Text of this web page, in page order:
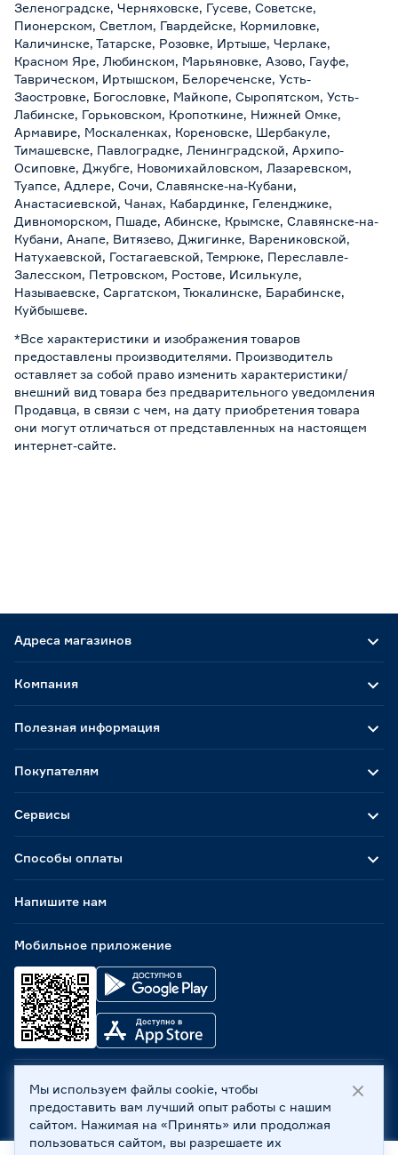
Зеленоградске, Черняховске, Гусеве, Советске,
Пионерском, Светлом, Гвардейске, Кормиловке,
Каличинске, Татарске, Розовке, Иртыше, Черлаке,
Красном Яре, Любинском, Марьяновке, Азово, Гауфе,
Таврическом, Иртышском, Белореченске, Усть-
Заостровке, Богословке, Майкопе, Сыропятском, Усть-
Лабинске, Горьковском, Кропоткине, Нижней Омке,
Армавире, Москаленках, Кореновске, Шербакуле,
Тимашевске, Павлоградке, Ленинградской, Архипо-
Осиповке, Джубге, Новомихайловском, Лазаревском,
Туапсе, Адлере, Сочи, Славянске-на-Кубани,
Анастасиевской, Чанах, Кабардинке, Геленджике,
Дивноморском, Пшаде, Абинске, Крымске, Славянске-на-
Кубани, Анапе, Витязево, Джигинке, Варениковской,
Натухаевской, Гостагаевской, Темрюке, Переславле-
Залесском, Петровском, Ростове, Исилькуле,
Называевске, Саргатском, Тюкалинске, Барабинске,
Куйбышеве.
*Все характеристики и изображения товаров
предоставлены производителями. Производитель
оставляет за собой право изменить характеристики/
внешний вид товара без предварительного уведомления
Продавца, в связи с чем, на дату приобретения товара
они могут отличаться от представленных на настоящем
интернет-сайте.
Адреса магазинов
Способы оплаты
Мобильное приложение
Компания
Полезная информация
Покупателям
Сервисы
Напишите нам
ООО «Бауцентр Рус» 2004 -2026, 236029, г. Калининград,
ул. А.Невского, 205. ИНН 7702596813, КПП 390601001 ©
Все права защищены
Политика обработки персональных данных
Мы используем файлы cookie, чтобы
предоставить вам лучший опыт работы с нашим
сайтом. Нажимая на «Принять» или продолжая
пользоваться сайтом, вы разрешаете их